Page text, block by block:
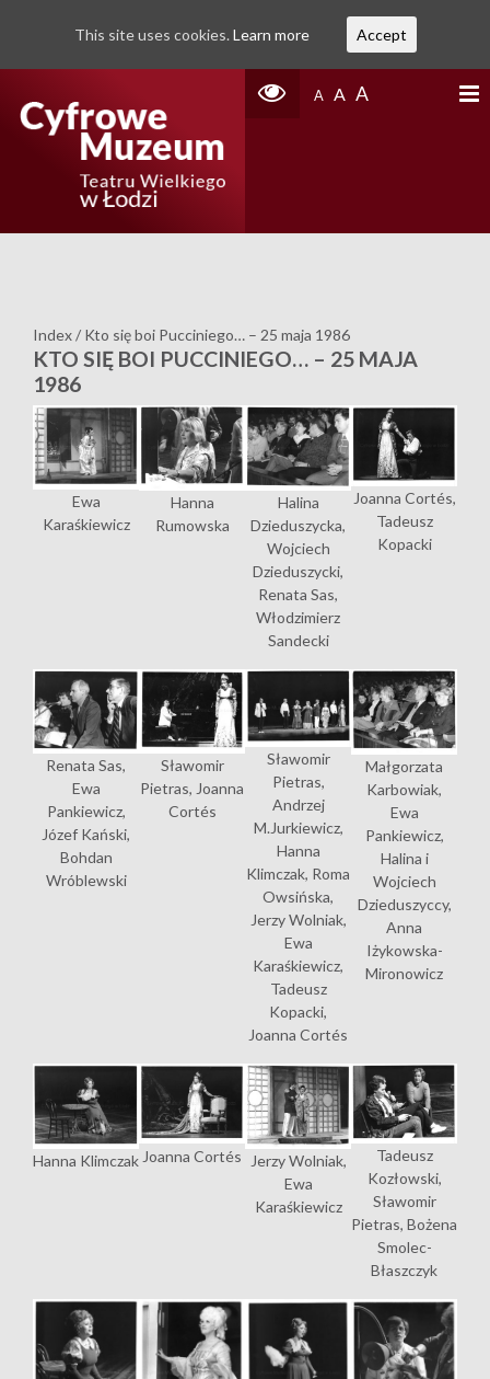
A A A
Index/ Kto się boi Pucciniego… – 25 maja 1986
KTO SIĘ BOI PUCCINIEGO… – 25 MAJA
1986
Ewa
Karaśkiewicz
Hanna
Rumowska
Halina
Dzieduszycka,
Wojciech
Dzieduszycki,
Renata Sas,
Włodzimierz
Sandecki
Joanna Cortés,
Tadeusz
Kopacki
Renata Sas,
Ewa
Pankiewicz,
Józef Kański,
Bohdan
Wróblewski
Sławomir
Pietras, Joanna
Cortés
Sławomir
Pietras,
Andrzej
M.Jurkiewicz,
Hanna
Klimczak, Roma
Owsińska,
Jerzy Wolniak,
Ewa
Karaśkiewicz,
Tadeusz
Kopacki,
Joanna Cortés
Małgorzata
Karbowiak,
Ewa
Pankiewicz,
Halina i
Wojciech
Dzieduszyccy,
Anna
Iżykowska-
Mironowicz
Hanna Klimczak Joanna Cortés
Jerzy Wolniak,
Ewa
Karaśkiewicz
Tadeusz
Kozłowski,
Sławomir
Pietras, Bożena
Smolec-
Błaszczyk
This site uses cookies. Learn more Accept